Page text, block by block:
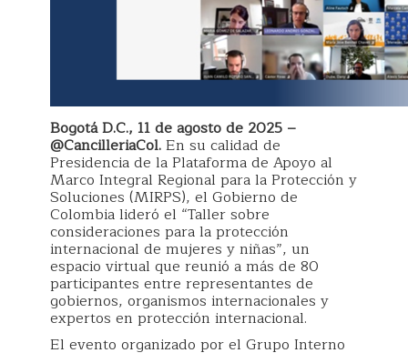
Bogotá D.C., 11 de agosto de 2025 –
@CancilleriaCol.En su calidad de
Presidencia de la Plataforma de Apoyo al
Marco Integral Regional para la Protección y
Soluciones (MIRPS), el Gobierno de
Colombia lideró el “Taller sobre
consideraciones para la protección
internacional de mujeres y niñas”, un
espacio virtual que reunió a más de 80
participantes entre representantes de
gobiernos, organismos internacionales y
expertos en protección internacional.
El evento organizado por el Grupo Interno